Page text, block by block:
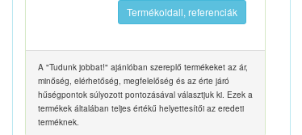
Termékoldall, referenciák
A "Tudunk jobbat!" ajánlóban szereplő termékeket az ár,
minőség, elérhetőség, megfelelőség és az érte járó
hűségpontok súlyozott pontozásával választjuk ki. Ezek a
termékek általában teljes értékű helyettesítői az eredeti
terméknek.